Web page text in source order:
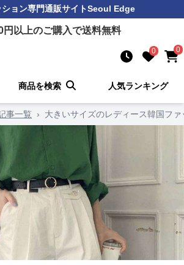
ョン専門通販サイトSeoul Edge
円以上のご購入で送料無料
0 0
商品を検索 人気ランキング
事一覧 › 大きいサイズのレディース韓国フ